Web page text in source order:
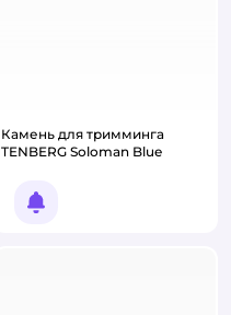
Камень для тримминга
TENBERG Soloman Blue
Уведомить о появлении